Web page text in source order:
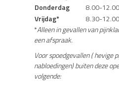
Donderdag
8.00-
Vrijdag*
8.30-
*Alleen in gevallen van
een afspraak.
Voor spoedgevallen ( hevige
nabloedingen) buiten deze
volgende: